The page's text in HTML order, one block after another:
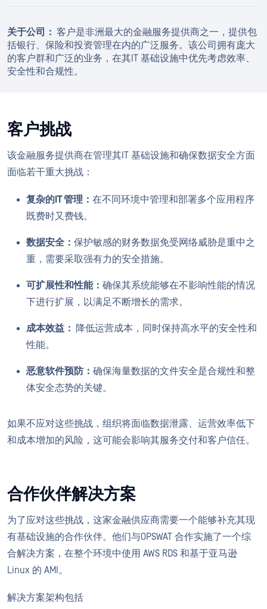
关于公司： 客户是非洲最大的金融服务提供商之一，提供包
括银行、保险和投资管理在内的广泛服务。该公司拥有庞大
的客户群和广泛的业务，在其IT 基础设施中优先考虑效率、
安全性和合规性。
客户挑战
该金融服务提供商在管理其IT 基础设施和确保数据安全方面
面临若干重大挑战：
复杂的IT 管理： 在不同环境中管理和部署多个应用程序
既费时又费钱。
数据安全： 保护敏感的财务数据免受网络威胁是重中之
重，需要采取强有力的安全措施。
可扩展性和性能： 确保其系统能够在不影响性能的情况
下进行扩展，以满足不断增长的需求。
成本效益：
降低运营成本，同时保持高水平的安全性和
性能。
恶意软件预防： 确保海量数据的文件安全是合规性和整
体安全态势的关键。
如果不应对这些挑战，组织将面临数据泄露、运营效率低下
和成本增加的风险，这可能会影响其服务交付和客户信任。
合作伙伴解决方案
为了应对这些挑战，这家金融供应商需要一个能够补充其现
有基础设施的合作伙伴。他们与OPSWAT 合作实施了一个综
合解决方案，在整个环境中使用 AWS RDS 和基于亚马逊
Linux 的 AMI。
解决方案架构包括